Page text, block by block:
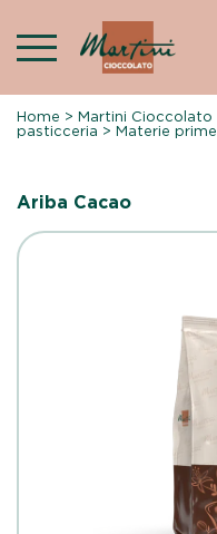
content
Home >Martini Cioccolato
pasticceria >Materie prime
Ariba Cacao